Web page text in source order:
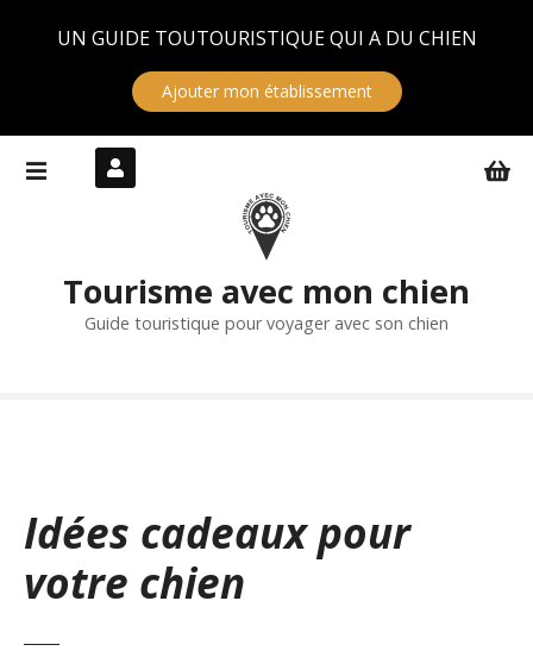
UN GUIDE TOUTOURISTIQUE QUI A DU CHIEN
Ajouter mon établissement
Tourisme avec mon chien
Guide touristique pour voyager avec son chien
Idées cadeaux pour
votre chien